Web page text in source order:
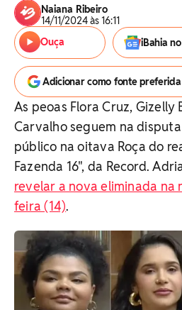
Naiana Ribeiro
14/11/2024 às 16:11
Ouça
iBahia
Adicionar como fonte
As peoas Flora Cruz, Gizelly
Carvalho seguem na
público na oitava Roça do
Fazenda 16", da Record.
revelar a nova eliminada
feira (14).